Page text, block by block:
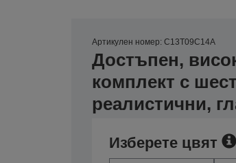
Артикулен номер: C13T09C14A
Достъпен,
комплект с
реалистични,
Изберете цвят